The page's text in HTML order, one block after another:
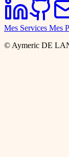
Mes Services Mes
© Aymeric DE